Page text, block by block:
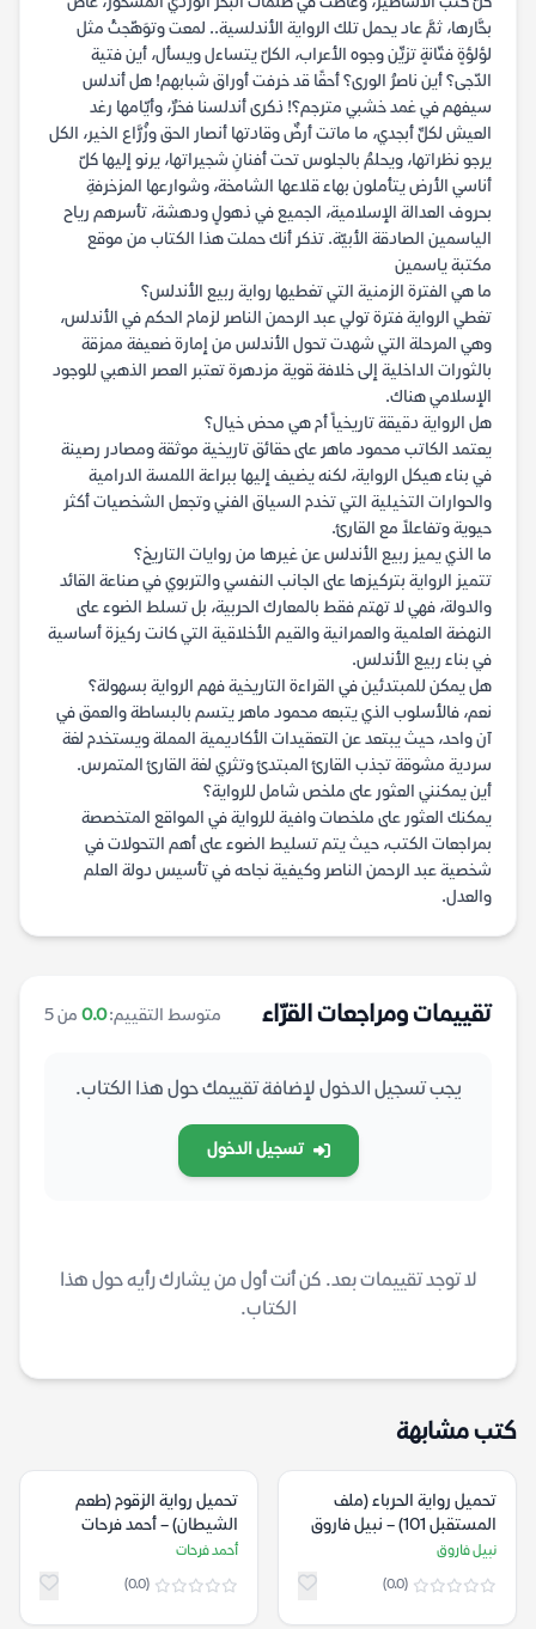
بحَّارها، ثمَّ عاد يحمل تلك الرواية الأندلسية.. لمعت وتوَهّجتْ مثل
لؤلؤةٍ فتّانةٍ تزيِّن وجوه الأعراب، الكلّ يتساءل ويسأل، أين فتية
الدّجى؟ أين ناصرُ الورى؟ أحقًا قد خرفت أوراق شبابهم! هل أندلس
سيفهم في غمد خشبي مترجم؟! ذكرى أندلسنا فخرٌ، وأيّامها رغد
العيش لكلِّ أبجدي، ما ماتت أرضٌ وقادتها أنصار الحق وزُرَّاع الخير، الكل
يرجو نظراتها، ويحلمُ بالجلوس تحت أفنانِ شجيراتها، يرنو إليها كلّ
أناسي الأرض يتأملون بهاء قلاعها الشامخة، وشوارعها المزخرفةِ
بحروف العدالة الإسلامية، الجميع في ذهولٍ ودهشة، تأسرهم رياح
الياسمين الصادقة الأبيّة. تذكر أنك حملت هذا الكتاب من موقع
مكتبة ياسمين
ما هي الفترة الزمنية التي تغطيها رواية ربيع الأندلس؟
تغطي الرواية فترة تولي عبد الرحمن الناصر لزمام الحكم في الأندلس،
وهي المرحلة التي شهدت تحول الأندلس من إمارة ضعيفة ممزقة
بالثورات الداخلية إلى خلافة قوية مزدهرة تعتبر العصر الذهبي للوجود
الإسلامي هناك.
هل الرواية دقيقة تاريخياً أم هي محض خيال؟
يعتمد الكاتب محمود ماهر على حقائق تاريخية موثقة ومصادر رصينة
في بناء هيكل الرواية، لكنه يضيف إليها ببراعة اللمسة الدرامية
والحوارات التخيلية التي تخدم السياق الفني وتجعل الشخصيات أكثر
حيوية وتفاعلاً مع القارئ.
ما الذي يميز ربيع الأندلس عن غيرها من روايات التاريخ؟
تتميز الرواية بتركيزها على الجانب النفسي والتربوي في صناعة القائد
والدولة، فهي لا تهتم فقط بالمعارك الحربية، بل تسلط الضوء على
النهضة العلمية والعمرانية والقيم الأخلاقية التي كانت ركيزة أساسية
في بناء ربيع الأندلس.
هل يمكن للمبتدئين في القراءة التاريخية فهم الرواية بسهولة؟
نعم، فالأسلوب الذي يتبعه محمود ماهر يتسم بالبساطة والعمق في
آن واحد، حيث يبتعد عن التعقيدات الأكاديمية المملة ويستخدم لغة
سردية مشوقة تجذب القارئ المبتدئ وتثري لغة القارئ المتمرس.
أين يمكنني العثور على ملخص شامل للرواية؟
يمكنك العثور على ملخصات وافية للرواية في المواقع المتخصصة
بمراجعات الكتب، حيث يتم تسليط الضوء على أهم التحولات في
شخصية عبد الرحمن الناصر وكيفية نجاحه في تأسيس دولة العلم
والعدل.
تقييمات ومراجعات القرّاء متوسط التقييم:0.0 من 5
يجب تسجيل الدخول لإضافة تقييمك حول هذا الكتاب.
تسجيل الدخول
لا توجد تقييمات بعد. كن أنت أول من يشارك رأيه حول هذا
الكتاب.
كتب مشابهة
تحميل رواية الحرباء (ملف
المستقبل 101) – نبيل فاروق
نبيل فاروق
(0.0)
تحميل رواية الزقوم (طعم
الشيطان) – أحمد فرحات
أحمد فرحات
(0.0)